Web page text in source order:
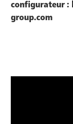
configurateur :
group.com